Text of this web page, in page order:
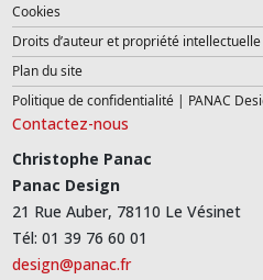
Cookies
Droits d’auteur et propriété
Plan du site
Politique de confidentialité | PANAC
Contactez-nous
Christophe Panac
Panac Design
21 Rue Auber, 78110 Le Vésinet
Tél: 01 39 76 60 01
design@panac.fr